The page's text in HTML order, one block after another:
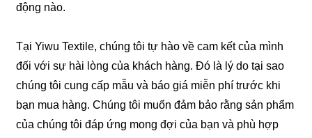
động nào.
Tại Yiwu Textile, chúng tôi tự hào về cam kết của mình
đối với sự hài lòng của khách hàng. Đó là lý do tại sao
chúng tôi cung cấp mẫu và báo giá miễn phí trước khi
bạn mua hàng. Chúng tôi muốn đảm bảo rằng sản phẩm
của chúng tôi đáp ứng mong đợi của bạn và phù hợp